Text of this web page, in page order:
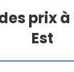
prix
Est